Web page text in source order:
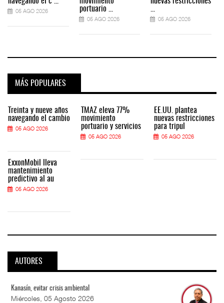
05 AGO 2026
portuario ...
05 AGO 2026 05 AGO 2026
MÁS POPULARES
Treinta y nueve años
navegando el cambio
05 AGO 2026
ExxonMobil lleva
mantenimiento
predictivo al au
05 AGO 2026
TMAZ eleva 77%
movimiento
portuario y servicios
05 AGO 2026
EE.UU. plantea
nuevas restricciones
para tripul
05 AGO 2026
AUTORES
Kanasín, evitar crisis ambiental
Miércoles, 05 Agosto 2026